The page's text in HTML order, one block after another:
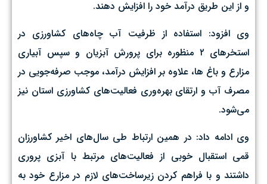
و از این طریق درآمد خود را افزایش دهند.
وی افزود: استفاده از ظرفیت آب چاه‌های کشاورزی در
استخرهای ۲ منظوره برای پرورش آبزیان و سپس آبیاری
مزارع و باغ ها، علاوه بر افزایش درآمد، موجب صرفه‌جویی در
مصرف آب و ارتقای بهره‌وری فعالیت‌های کشاورزی استان نیز
می‌شود.
وی ادامه داد:‌ در همین ارتباط طی سال‌های اخیر کشاورزان
قمی استقبال خوبی از فعالیت‌های مرتبط با آبزی پروری
داشتند و با فراهم کردن زیرساخت‌های لازم در مزارع خود به